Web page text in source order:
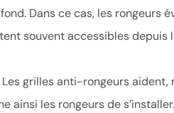
Dans ce cas, les rongeurs
souvent accessibles
grilles anti-rongeurs aident,
ainsi les rongeurs de s’installer.